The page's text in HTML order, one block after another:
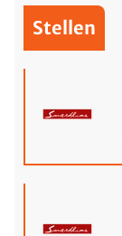
Stellen